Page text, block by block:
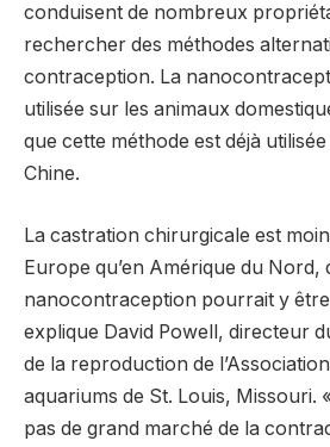
conduisent de nombreux
rechercher des méthodes
contraception. La
utilisée sur les animaux
que cette méthode est déjà
Chine.
La castration chirurgicale est
Europe qu’en Amérique du Nord,
nanocontraception pourrait y
explique David Powell, directeur
de la reproduction de
aquariums de St. Louis, Missouri.
pas de grand marché de la